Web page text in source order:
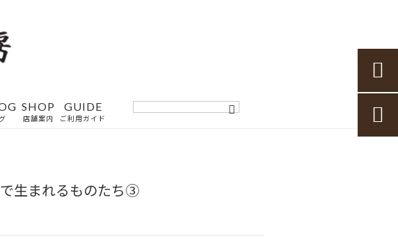
SHOP
店舗案内
GUIDE
ご利用ガイド
生まれるものたち③

